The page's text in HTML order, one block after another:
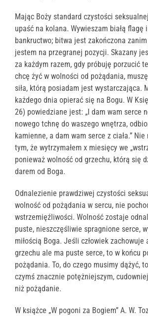
Mając Boży standard czystości
upaść na kolana. Wywieszam białą flagę
bankructwo; bitwa jest zakończona
jestem na przegranej pozycji. Skazany
za każdym razem, gdy próbuję porzucić
chcę żyć w wolności od pożądania,
siła, którą posiadam jest wystarczająca.
każdego dnia opierać się na Bogu. W
26) powiedziane jest: „I dam wam serce
nowego tchnę do waszego wnętrza,
kamienne, a dam wam serce z ciała.”
tym, że wytrzymałem x miesięcy we
ponieważ wolność od grzechu, którą się
darem od Boga.
Odnalezienie prawdziwej czystości
wolność od pożądania w sercu, nie
wstrzemięźliwości. Wolność zostaje
puste, nieszczęśliwie spragnione serce,
miłością Boga. Jeśli człowiek zachowuje
grzechu ale ma puste serce, to w końcu
pożądania. To, do czego musimy dążyć,
czymś znacznie potężniejszym,
niż pożądanie.
W książce „W pogoni za Bogiem” A. W.